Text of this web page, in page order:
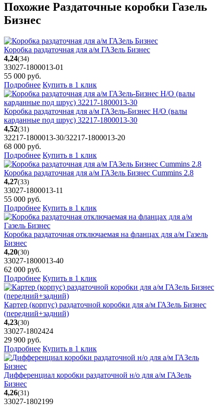
Похожие Раздаточные коробки Газель
Бизнес
Коробка раздаточная для а/м ГАЗель Бизнес
4,24(34)
33027-1800013-01
55 000 руб.
Подробнее Купить в 1 клик
Коробка раздаточная для а/м ГАЗель-Бизнес Н/О (валы
карданные под шрус) 32217-1800013-30
4,52(31)
32217-1800013-30/32217-1800013-20
68 000 руб.
Подробнее Купить в 1 клик
Коробка раздаточная для а/м ГАЗель Бизнес Cummins 2.8
4,27(33)
33027-1800013-11
55 000 руб.
Подробнее Купить в 1 клик
Коробка раздаточная отключаемая на фланцах для а/м Газель
Бизнес
4,20(30)
33027-1800013-40
62 000 руб.
Подробнее Купить в 1 клик
Картер (корпус) раздаточной коробки для а/м ГАЗель Бизнес
(передний+задний)
4,23(30)
33027-1802424
29 900 руб.
Подробнее Купить в 1 клик
Дифференциал коробки раздаточной н/о для а/м ГАЗель
Бизнес
4,26(31)
33027-1802199